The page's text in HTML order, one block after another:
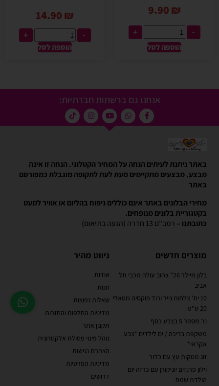
9.90 ₪
-
+
הוספה לסל
14.90 ₪
-
+
הוספה לסל
אנחנו גם ברשתות חברתיות:
באתר ניתנת לעיתים הנחה על המחיר הקטלוגי. הנחה זו אינה
מבצע. מבצעים מתקיימים מעת לעת לתקופה מוגבלת כמפורסם
באתר
מחירי הבלונים באתר אינם כוללים ניפוח בהליום או אוויר למעט
בקטגוריית בלונים מנופחים.
כתובתנו – רמב"ם 13 חדרה (הגעה בתיאום)
מוצרים חדשים
בלון מיילר 26" צהוב עולה מכבי תל
אביב
10 יח' צלחות נייר ורוד פוקסיה מטאלי
20 ס"מ
נר מספר 5 בצבע כסף
משקפת בריכה / ים לילדים *צבע
אקראי*
זוג מטקות עץ עם כדור
וילון פרנזים יוניקורן עם כרזה יום
הולדת שמח
ניווט מהיר
אודות
חנות
שאלות נפוצות
מדיניות החלפות והחזרות
תקנון אתר
נוהל פינוי פסולת אלקטרונית
הצהרת נגישות
מדיניות הפרטיות
דרושים